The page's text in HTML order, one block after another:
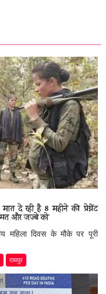
दे रही है 8 महीने की प्रेग्नेंट
और जज्बे को
महिला दिवस के मौके पर पूरी
रायपुर